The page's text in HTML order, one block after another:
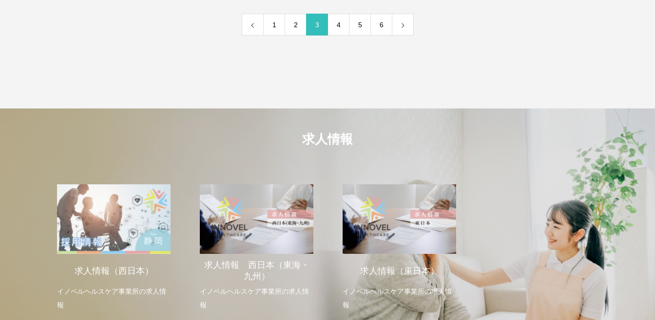
1 2 3 4 5 6
求人情報
求人情報（西日本）
イノベルヘルスケア事業所の求人情
報
求人情報 西日本（東海・
九州）
イノベルヘルスケア事業所の求人情
報
求人情報（東日本）
イノベルヘルスケア事業所の求人情
報